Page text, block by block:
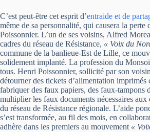
C’est peut-être cet esprit d’entraide et de
même de sa personnalité, qui causera la perte
Poissonnier. L’un de ses voisins, Alfred
cadres du réseau de Résistance, « Voix du
commune de la banlieue-Est de Lille, ce
solidement implanté. La profession du
tous. Henri Poissonnier, sollicité par son
détourner des tickets d’alimentation imprimés
fabriquer des faux papiers, des faux-tampons
multiplier les faux documents nécessaires aux
du réseau de Résistance régionale. L’aide
s’est transformée, au fil des mois, en
adhère dans les premiers au mouvement «